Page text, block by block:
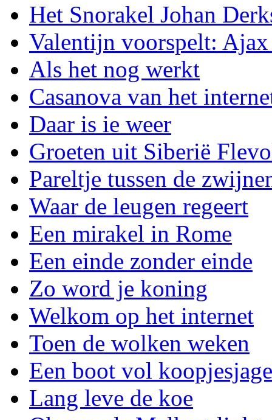
Het Snorakel Johan
Valentijn voorspelt:
Als het nog werkt
Casanova van het
Daar is ie weer
Groeten uit Siberië
Pareltje tussen de
Waar de leugen regeert
Een mirakel in Rome
Een einde zonder einde
Zo word je koning
Welkom op het internet
Toen de wolken weken
Een boot vol
Lang leve de koe